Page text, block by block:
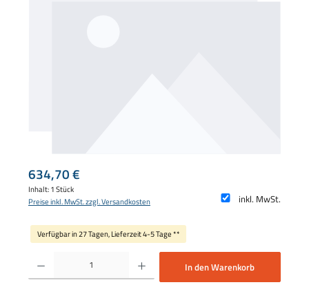
Regulärer Preis:
634,70 €
Inhalt:1 Stück
inkl. MwSt.
Preise inkl. MwSt. zzgl. Versandkosten
Verfügbar in 27 Tagen, Lieferzeit 4-5 Tage **
Produkt Anzahl: Gib den gewünschten Wert ein oder benutze die Schaltflächen um
In den Warenkorb